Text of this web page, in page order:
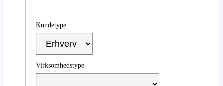
Kundetype
Virksomhedstype